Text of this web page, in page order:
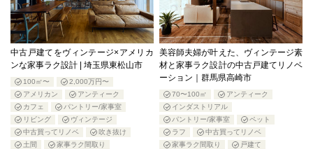
中古戸建てをヴィンテージ×アメリカ
ンな家事ラク設計 | 埼玉県東松山市
100㎡〜
2,000万円〜
アメリカン
アンティーク
カフェ
パントリー/家事室
リビング
ヴィンテージ
中古買ってリノベ
吹き抜け
土間
家事ラク間取り
美容師夫婦が叶えた、ヴィンテージ素
材と家事ラク設計の中古戸建てリノベ
ーション｜群馬県高崎市
70〜100㎡
アンティーク
インダストリアル
パントリー/家事室
ペット
ラフ
中古買ってリノベ
家事ラク間取り
戸建て